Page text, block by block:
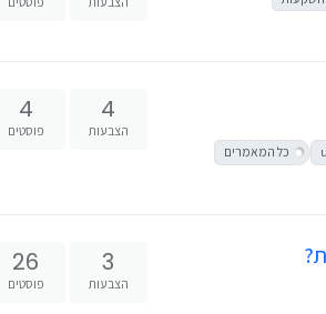
כל המאמרים
4
הצבעות
4
פוסטים
3
הצבעות
26
פוסטים